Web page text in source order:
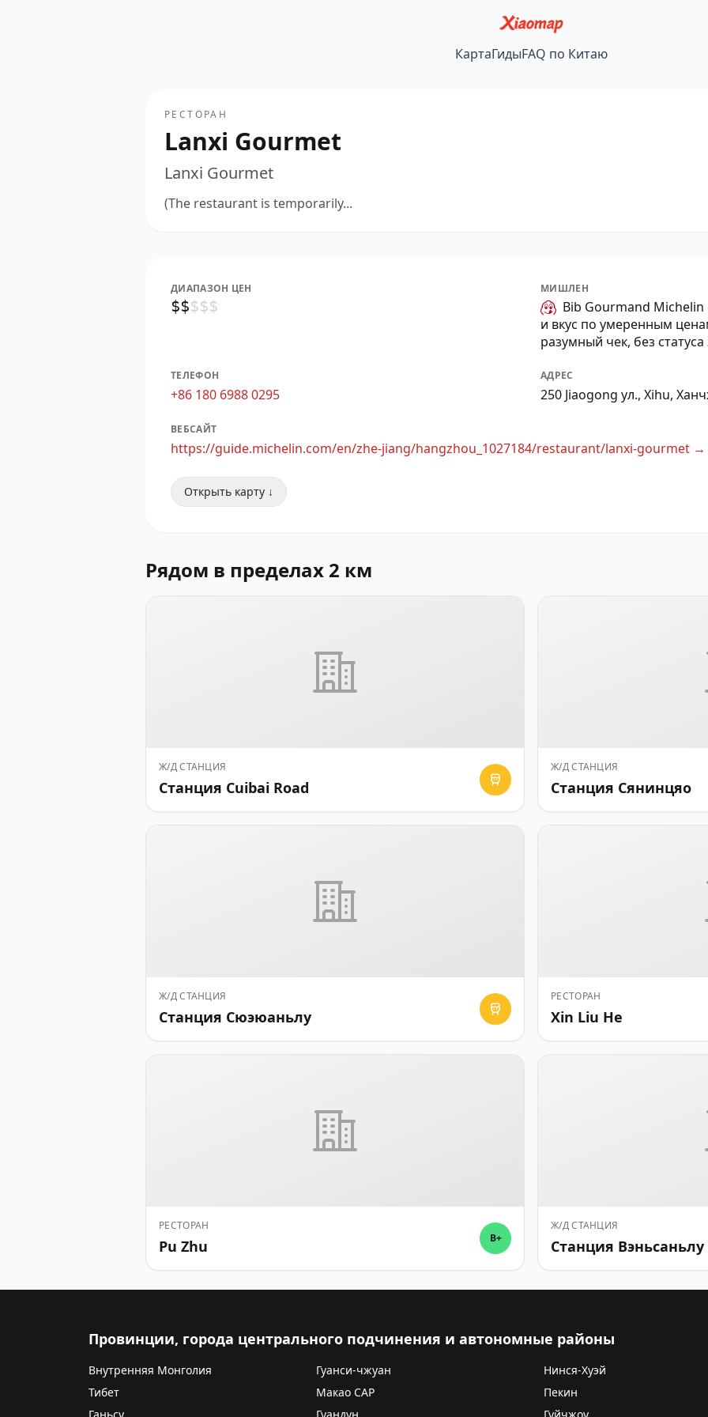
КартаГидыFAQ по Китаю
РЕСТОРАН
Lanxi Gourmet
Lanxi Gourmet
(The restaurant is temporarily...
ДИАПАЗОН ЦЕН
$$$$$
МИШЛЕН
Bib Gourmand
и вкус по умеренным
разумный чек, без статуса
ТЕЛЕФОН
+86 180 6988 0295
АДРЕС
250 Jiaogong ул., Xihu,
ВЕБСАЙТ
https://guide.michelin.com/en/zhe-jiang/hangzhou_1027184/restaurant/lanxi-gourmet →
Открыть карту ↓
Рядом в пределах 2 км
Ж/Д СТАНЦИЯ
Станция Cuibai Road
Ж/Д СТАНЦИЯ
Станция Сянинцяо
Ж/Д СТАНЦИЯ
Станция Сюэюаньлу
РЕСТОРАН
Xin Liu He
РЕСТОРАН
Pu Zhu B+
Ж/Д СТАНЦИЯ
Станция Вэньсаньлу
Провинции, города центрального подчинения и автономные районы
Внутренняя Монголия Гуанси-чжуан
Нинся-Хуэй
Тибет
Макао САР
Пекин